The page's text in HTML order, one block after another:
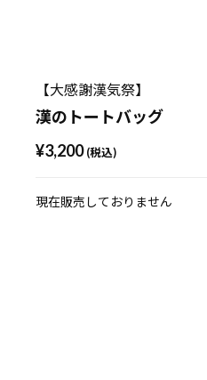
【大感謝漢気祭】
漢のトートバッグ
¥3,200 (税込)
現在販売しておりません